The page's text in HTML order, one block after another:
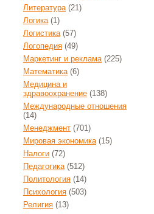
Литература(21)
Логика(1)
Логистика(57)
Логопедия (49)
Маркетинг и реклама(225)
Математика(6)
Медицина и
здравоохранение (138)
Международные отношения
(14)
Менеджмент (701)
Мировая экономика(15)
Налоги (72)
Педагогика(512)
Политология (14)
Психология (503)
Религия (13)